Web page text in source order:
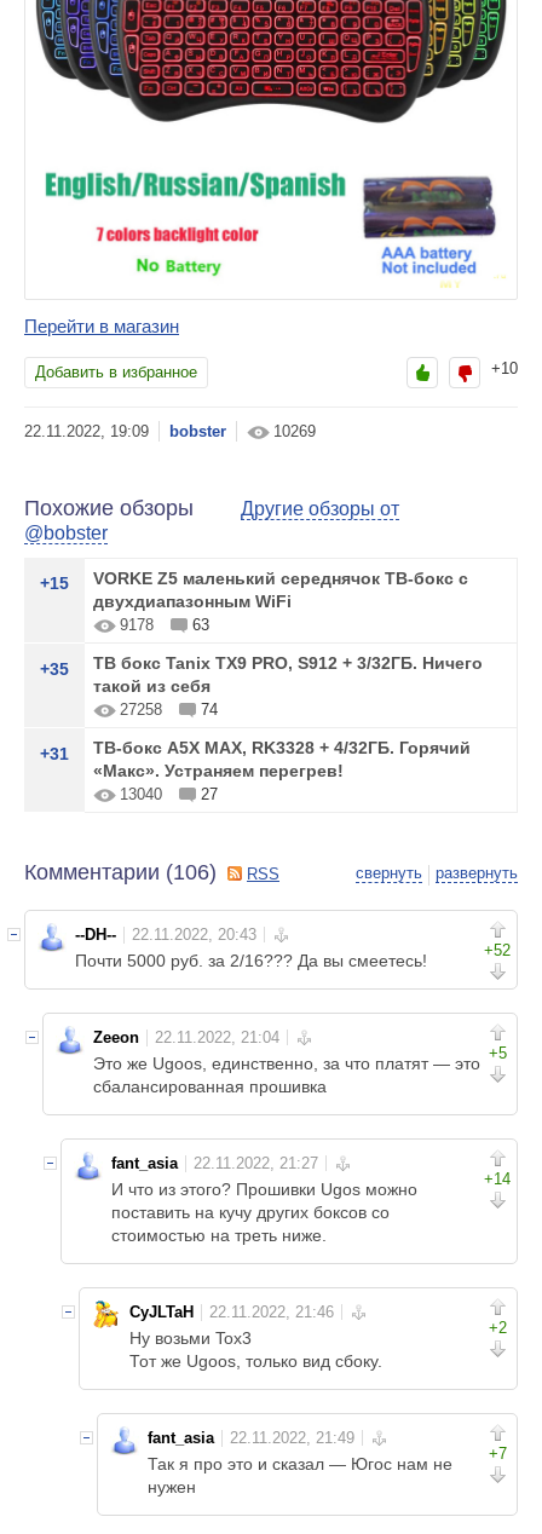
Перейти в магазин
Добавить в избранное +10
bobster 10269
Похожие обзоры
Другие обзоры от
@bobster
+15
VORKE Z5 маленький середнячок ТВ-бокс с
двухдиапазонным WiFi
9178 63
+35
ТВ бокс Tanix TX9 PRO, S912 + 3/32ГБ. Ничего
такой из себя
27258 74
+31
ТВ-бокс A5X MAX, RK3328 + 4/32ГБ. Горячий
«Макс». Устраняем перегрев!
13040 27
свернуть развернуть
Комментарии (106) RSS
+52
--DH--
Почти 5000 руб. за 2/16??? Да вы смеетесь!
+5
Zeeon
Это же Ugoos, единственно, за что платят — это
сбалансированная прошивка
+14
fant_asia
И что из этого? Прошивки Ugos можно
поставить на кучу других боксов со
стоимостью на треть ниже.
+2
CyJLTaH
Ну возьми Tox3
Тот же Ugoos, только вид сбоку.
+7
fant_asia
Так я про это и сказал — Югос нам не
нужен